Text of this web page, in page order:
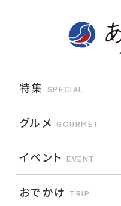
特集 SPECIAL
グルメ GOURMET
イベント EVENT
おでかけ TRIP